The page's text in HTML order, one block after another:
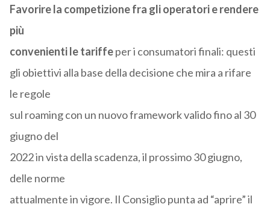
Favorire la competizione fra gli operatori e rendere
più
convenienti le tariffeper i consumatori finali: questi
gli obiettivi alla base della decisione che mira a rifare
le regole
sul roaming con un nuovo framework valido fino al 30
giugno del
2022 in vista della scadenza, il prossimo 30 giugno,
delle norme
attualmente in vigore. Il Consiglio punta ad “aprire” il